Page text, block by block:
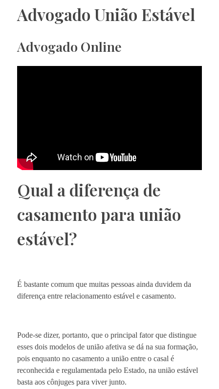
Advogado União Estável
Advogado Online
Qual a diferença de
casamento para união
estável?
É bastante comum que muitas pessoas ainda duvidem da
diferença entre relacionamento estável e casamento.
Pode-se dizer, portanto, que o principal fator que distingue
esses dois modelos de união afetiva se dá na sua formação,
pois enquanto no casamento a união entre o casal é
reconhecida e regulamentada pelo Estado, na união estável
basta aos cônjuges para viver junto.